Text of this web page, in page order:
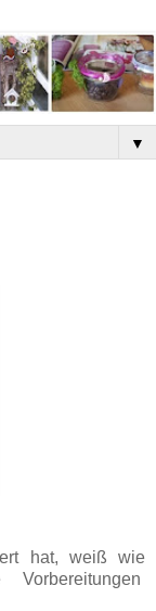
▼
hat, weiß wie